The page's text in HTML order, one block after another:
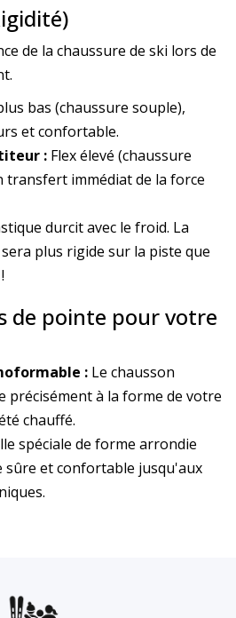
de la chaussure de ski lors de
bas (chaussure souple),
et confortable.
: Flex élevé (chaussure
transfert immédiat de la force
durcit avec le froid. La
plus rigide sur la piste que
de pointe pour votre
: Le chausson
précisément à la forme de votre
chauffé.
spéciale de forme arrondie
sûre et confortable jusqu'aux